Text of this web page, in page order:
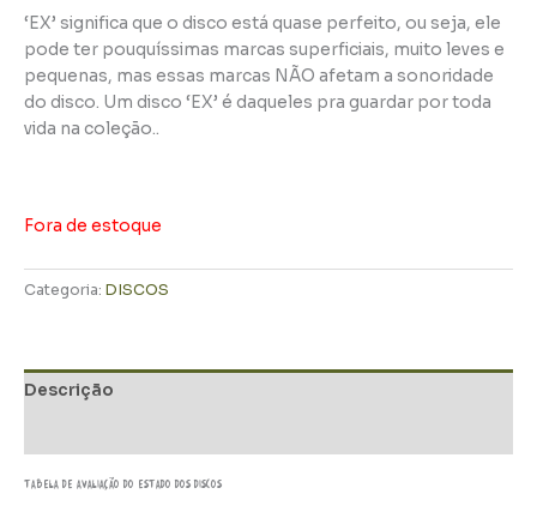
‘EX’ significa que o disco está quase perfeito, ou seja, ele
pode ter pouquíssimas marcas superficiais, muito leves e
pequenas, mas essas marcas NÃO afetam a sonoridade
do disco. Um disco ‘EX’ é daqueles pra guardar por toda
vida na coleção..
Fora de estoque
Categoria: DISCOS
Descrição
TABELA DE AVALIAÇÃo do estado dos discos